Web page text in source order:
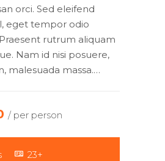
orci. Sed eleifend
eget tempor odio
rutrum aliquam
Nam id nisi posuere,
malesuada massa.…
/ per person
23+